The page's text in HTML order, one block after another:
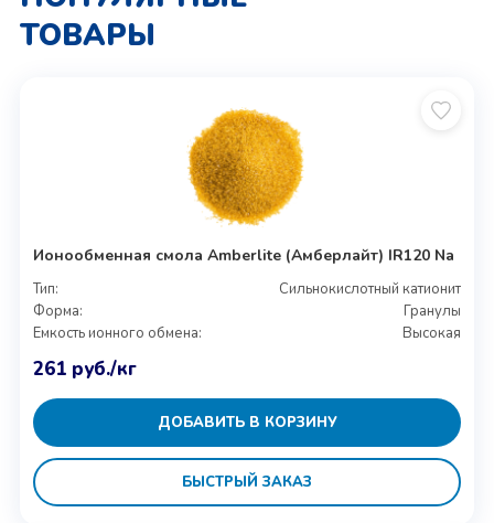
ТОВАРЫ
Ионообменная смола Amberlite (Амберлайт) IR120 Na
Тип:
Сильнокислотный катионит
Форма:
Гранулы
Емкость ионного обмена:
Высокая
261 руб./кг
ДОБАВИТЬ В КОРЗИНУ
БЫСТРЫЙ ЗАКАЗ